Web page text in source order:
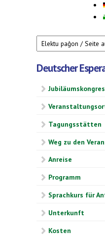
Deutscher
Tagungsstätten
Weg zu den
Anreise
Programm
Sprachkurs für
Unterkunft
Kosten